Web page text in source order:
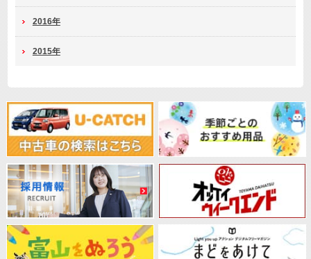
2016年
2015年